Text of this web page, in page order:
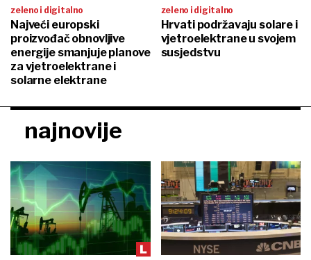
zeleno i digitalno
Najveći europski
proizvođač obnovljive
energije smanjuje planove
za vjetroelektrane i
solarne elektrane
zeleno i digitalno
Hrvati podržavaju solare i
vjetroelektrane u svojem
susjedstvu
najnovije